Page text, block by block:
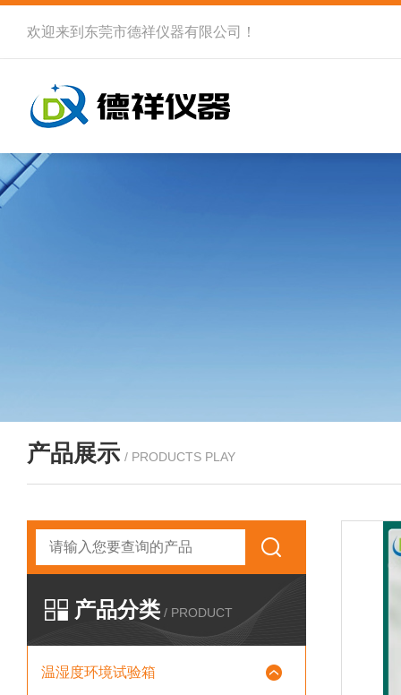
欢迎来到 东莞市德祥仪器有限公司 ！
产品展示 / PRODUCTS PLAY
产品分类 / PRODUCT
温湿度环境试验箱